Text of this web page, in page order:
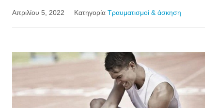
Απριλίου 5, 2022 Κατηγορία Τραυματισμοί & άσκηση